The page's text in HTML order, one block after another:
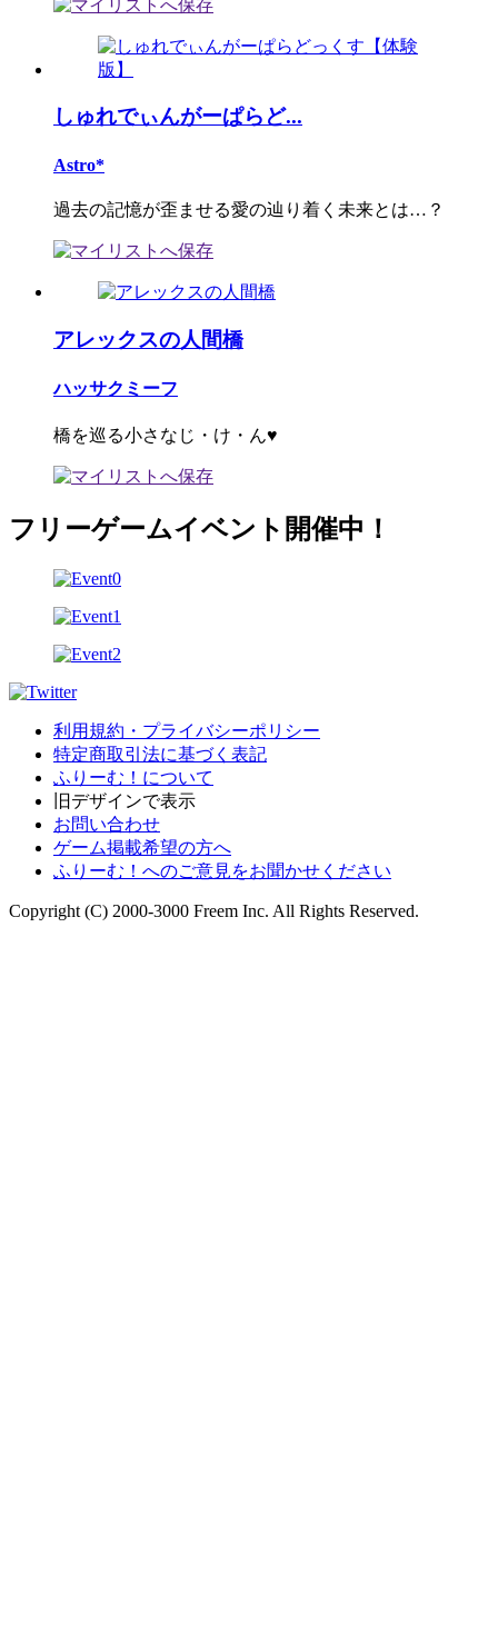
しゅれでぃんがーぱらど...
Astro*
過去の記憶が歪ませる愛の辿り着く未来とは…？
アレックスの人間橋
ハッサクミーフ
橋を巡る小さなじ・け・ん♥
フリーゲームイベント開催中！
利用規約・プライバシーポリシー
特定商取引法に基づく表記
ふりーむ！について
旧デザインで表示
お問い合わせ
ゲーム掲載希望の方へ
ふりーむ！へのご意見をお聞かせください
Copyright (C) 2000-3000 Freem Inc. All Rights Reserved.